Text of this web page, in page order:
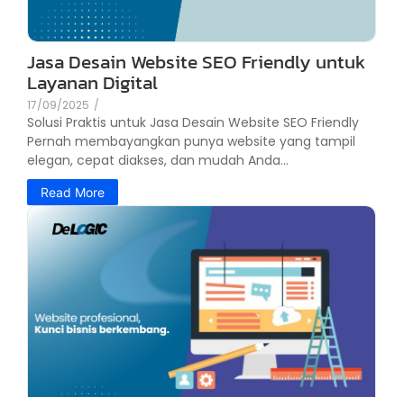
Jasa Desain Website SEO Friendly untuk
Layanan Digital
17/09/2025 /
Solusi Praktis untuk Jasa Desain Website SEO Friendly
Pernah membayangkan punya website yang tampil
elegan, cepat diakses, dan mudah Anda...
Read More